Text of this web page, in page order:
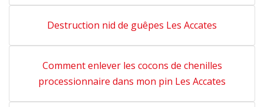
Destruction nid de guêpes Les Accates
Comment enlever les cocons de chenilles
processionnaire dans mon pin Les Accates